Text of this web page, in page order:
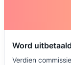
Word uitbetaald
Verdien